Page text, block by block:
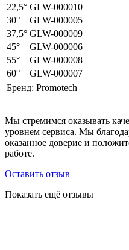
22,5° GLW-000010
30°
GLW-000005
37,5° GLW-000009
45°
GLW-000006
55°
GLW-000008
60°
GLW-000007
Бренд: Promotech
Мы стремимся оказывать
уровнем сервиса. Мы
оказанное доверие и
работе.
Оставить отзыв
Показать ещё отзывы